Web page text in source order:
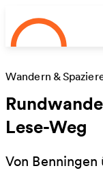
Zum Hauptinhalt
Wandern &
Lese-Weg
Von